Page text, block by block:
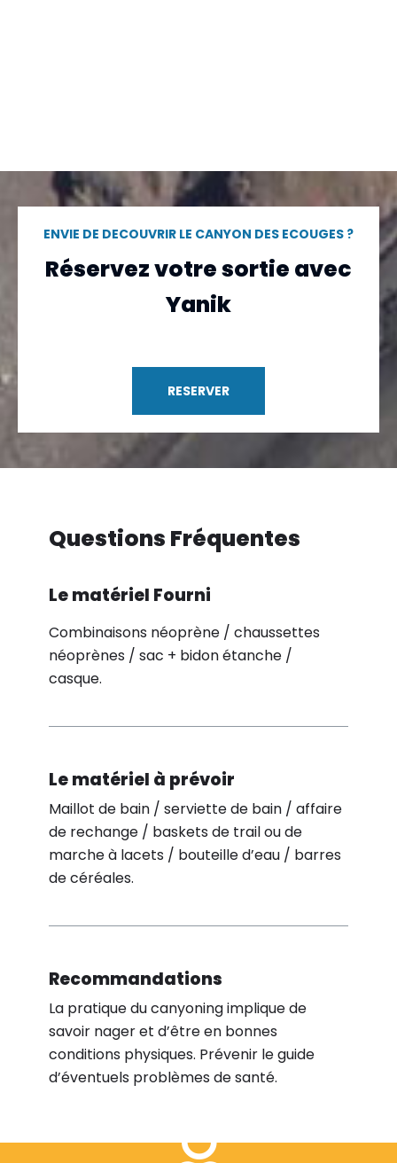
ENVIE DE DECOUVRIR LE CANYON DES ECOUGES ?
Réservez votre sortie avec
Yanik
RESERVER
Questions Fréquentes
Le matériel Fourni
Combinaisons néoprène / chaussettes
néoprènes / sac + bidon étanche /
casque.
Le matériel à prévoir
Maillot de bain / serviette de bain / affaire
de rechange / baskets de trail ou de
marche à lacets / bouteille d’eau / barres
de céréales.
Recommandations
La pratique du canyoning implique de
savoir nager et d’être en bonnes
conditions physiques. Prévenir le guide
d’éventuels problèmes de santé.